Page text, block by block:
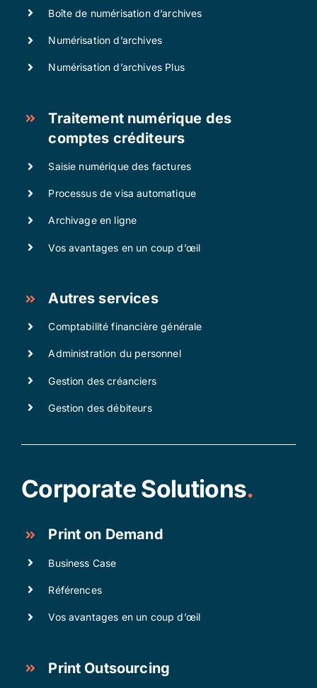
Boîte de numérisation d’archives
Numérisation d’archives
Numérisation d’archives Plus
Traitement numérique des
comptes créditeurs
Saisie numérique des factures
Processus de visa automatique
Archivage en ligne
Vos avantages en un coup d’œil
Autres services
Comptabilité financière générale
Administration du personnel
Gestion des créanciers
Gestion des débiteurs
Corporate Solutions.
Print on Demand
Business Case
Références
Vos avantages en un coup d’œil
Print Outsourcing